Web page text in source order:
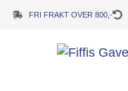
FRI FRAKT OVER 800,-